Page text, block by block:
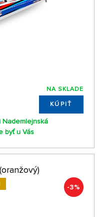
NA SKLADE
KÚPIŤ
Nademlejnská
byť u Vás
-3%